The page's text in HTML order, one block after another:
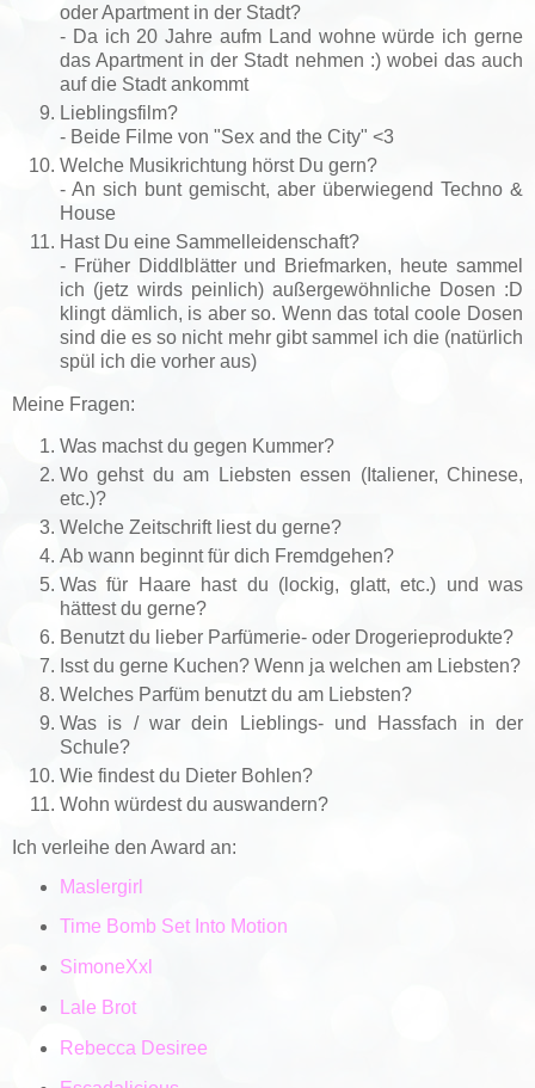
oder Apartment in der Stadt?
- Da ich 20 Jahre aufm Land wohne würde ich gerne
das Apartment in der Stadt nehmen :) wobei das auch
auf die Stadt ankommt
Lieblingsfilm?
- Beide Filme von "Sex and the City" <3
Welche Musikrichtung hörst Du gern?
- An sich bunt gemischt, aber überwiegend Techno &
House
Hast Du eine Sammelleidenschaft?
- Früher Diddlblätter und Briefmarken, heute sammel
ich (jetz wirds peinlich) außergewöhnliche Dosen :D
klingt dämlich, is aber so. Wenn das total coole Dosen
sind die es so nicht mehr gibt sammel ich die (natürlich
spül ich die vorher aus)
Meine Fragen:
Was machst du gegen Kummer?
Wo gehst du am Liebsten essen (Italiener, Chinese,
etc.)?
Welche Zeitschrift liest du gerne?
Ab wann beginnt für dich Fremdgehen?
Was für Haare hast du (lockig, glatt, etc.) und was
hättest du gerne?
Benutzt du lieber Parfümerie- oder Drogerieprodukte?
Isst du gerne Kuchen? Wenn ja welchen am Liebsten?
Welches Parfüm benutzt du am Liebsten?
Was is / war dein Lieblings- und Hassfach in der
Schule?
Wie findest du Dieter Bohlen?
Wohn würdest du auswandern?
Ich verleihe den Award an:
Maslergirl
Time Bomb Set Into Motion
SimoneXxl
Lale Brot
Rebecca Desiree